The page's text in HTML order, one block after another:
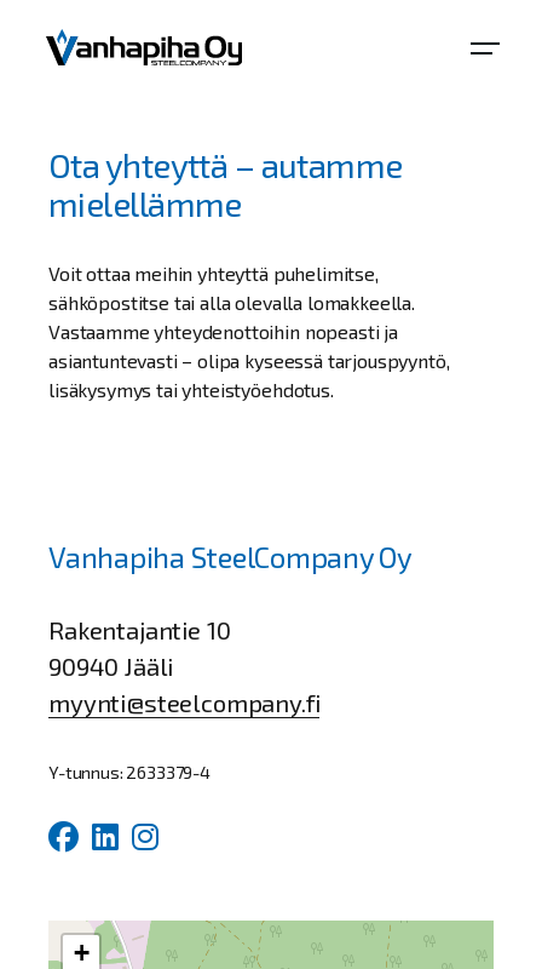
Ota yhteyttä – autamme
mielellämme
Voit ottaa meihin yhteyttä puhelimitse,
sähköpostitse tai alla olevalla lomakkeella.
Vastaamme yhteydenottoihin nopeasti ja
asiantuntevasti – olipa kyseessä tarjouspyyntö,
lisäkysymys tai yhteistyöehdotus.
Vanhapiha SteelCompany Oy
Rakentajantie 10
90940 Jääli
myynti@steelcompany.fi
Y-tunnus: 2633379-4
+